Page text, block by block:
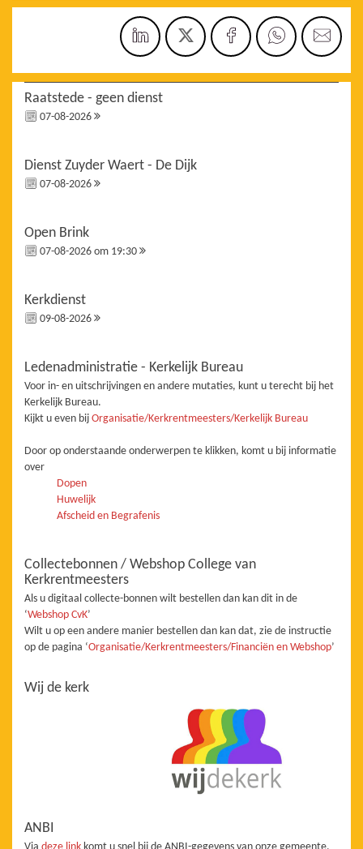
Raatstede - geen dienst
07-08-2026
Dienst Zuyder Waert - De Dijk
07-08-2026
Open Brink
07-08-2026 om 19:30
Kerkdienst
09-08-2026
Ledenadministratie - Kerkelijk Bureau
Voor in- en uitschrijvingen en andere mutaties, kunt u terecht bij het
Kerkelijk Bureau.
Kijkt u even bij Organisatie/Kerkrentmeesters/Kerkelijk Bureau
Door op onderstaande onderwerpen te klikken, komt u bij informatie
over
Dopen
Huwelijk
Afscheid en Begrafenis
Collectebonnen / Webshop College van
Kerkrentmeesters
Als u digitaal collecte-bonnen wilt bestellen dan kan dit in de
‘Webshop CvK’
Wilt u op een andere manier bestellen dan kan dat, zie de instructie
op de pagina ‘Organisatie/Kerkrentmeesters/Financiën en Webshop’
Wij de kerk
ANBI